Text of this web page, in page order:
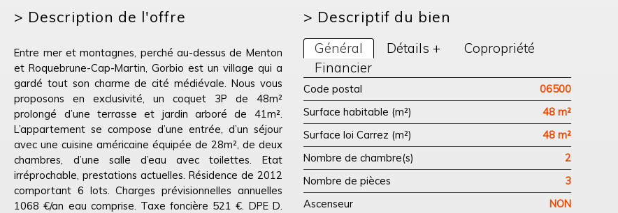
> Description de l'offre
Entre mer et montagnes, perché au-dessus de Menton
et Roquebrune-Cap-Martin, Gorbio est un village qui a
gardé tout son charme de cité médiévale. Nous vous
proposons en exclusivité, un coquet 3P de 48m²
prolongé d’une terrasse et jardin arboré de 41m².
L’appartement se compose d’une entrée, d’un séjour
avec une cuisine américaine équipée de 28m², de deux
chambres, d’une salle d’eau avec toilettes. Etat
irréprochable, prestations actuelles. Résidence de 2012
comportant 6 lots. Charges prévisionnelles annuelles
1068 €/an eau comprise. Taxe foncière 521 €. DPE D.
> Descriptif du bien
Général Détails +
Copropriété
Financier
Code postal
06500
Surface habitable (m²)
48 m²
Surface loi Carrez (m²)
48 m²
Nombre de chambre(s)
2
Nombre de pièces
3
Ascenseur
NON